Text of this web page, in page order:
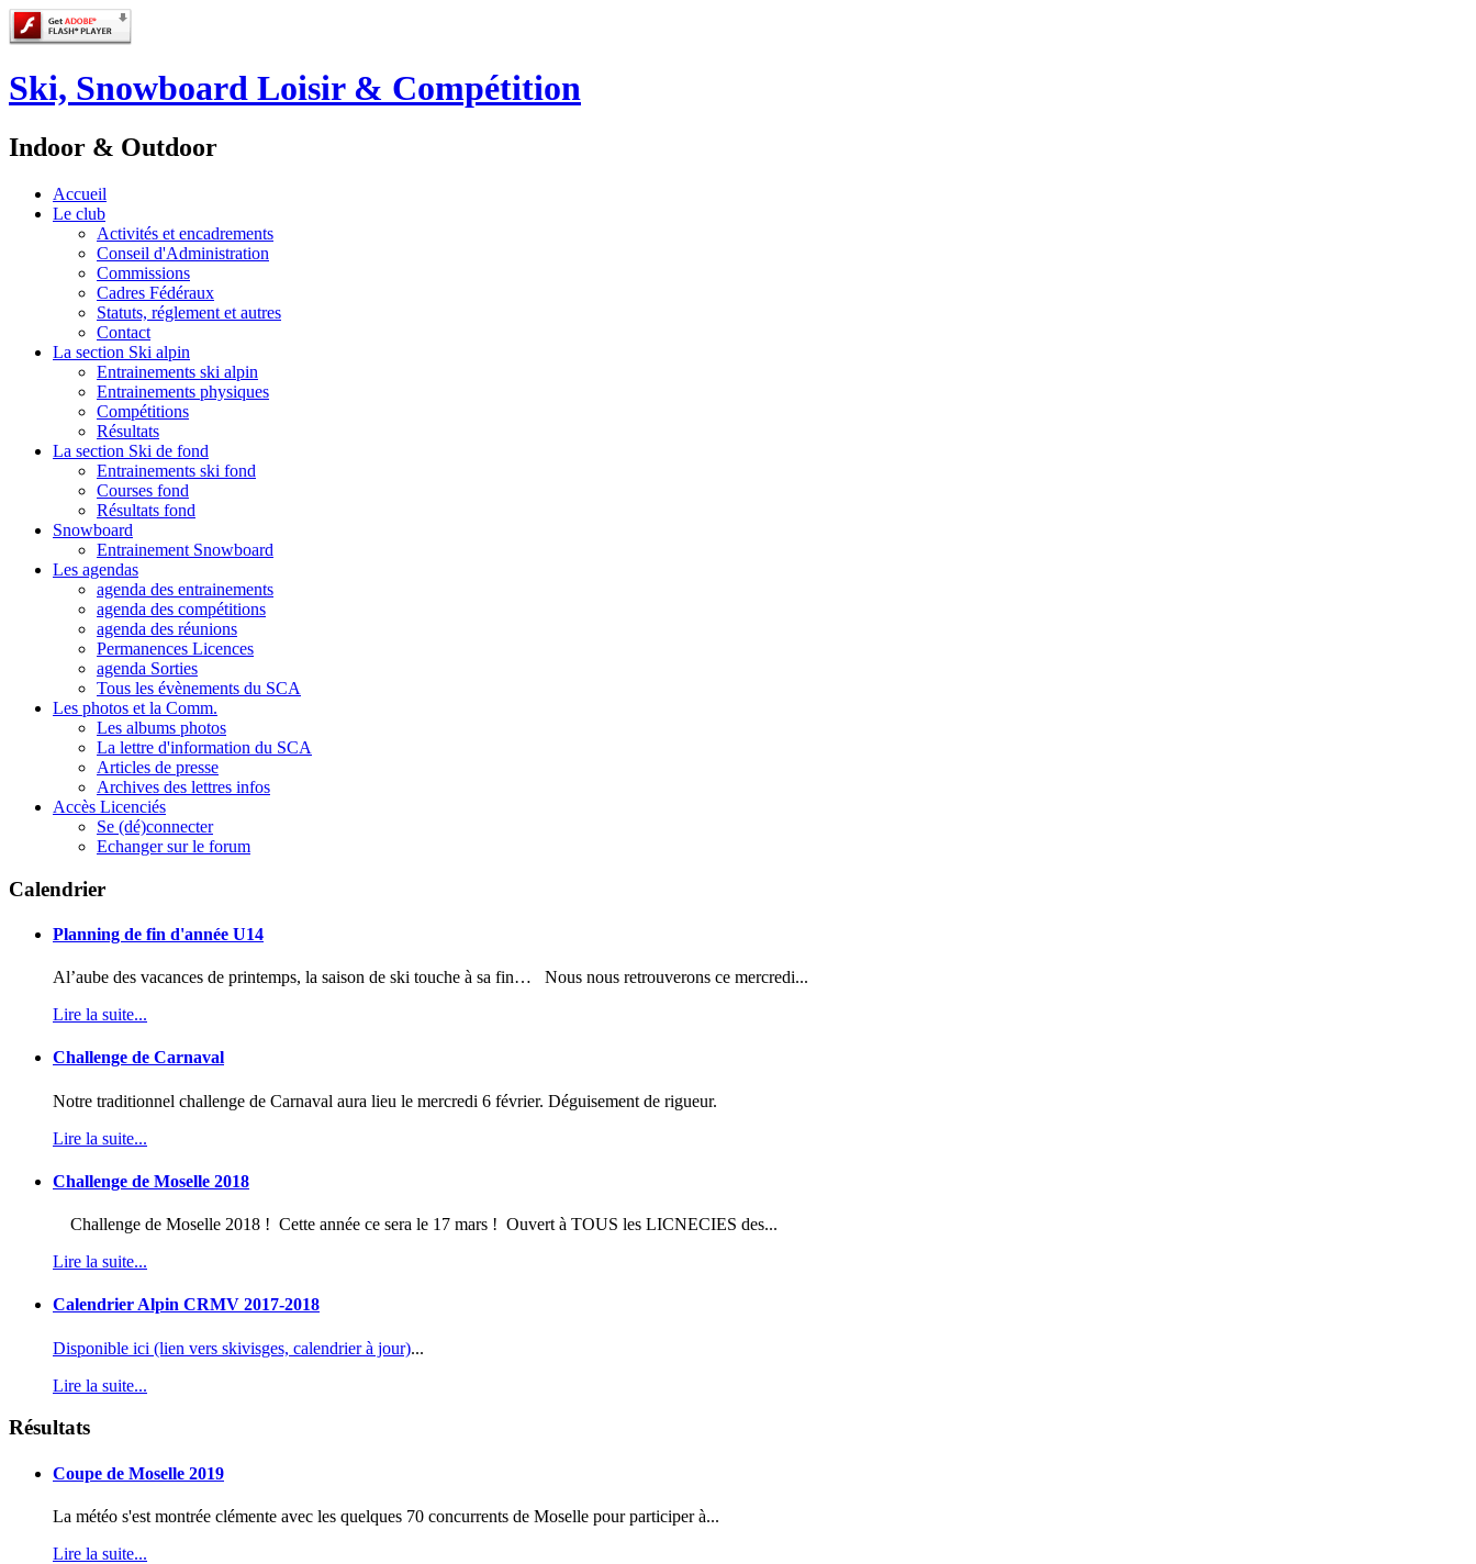
Ski, Snowboard Loisir & Compétition
Indoor & Outdoor
Accueil
Le club
Activités et encadrements
Conseil d'Administration
Commissions
Cadres Fédéraux
Statuts, réglement et autres
Contact
La section Ski alpin
Entrainements ski alpin
Entrainements physiques
Compétitions
Résultats
La section Ski de fond
Entrainements ski fond
Courses fond
Résultats fond
Snowboard
Entrainement Snowboard
Les agendas
agenda des entrainements
agenda des compétitions
agenda des réunions
Permanences Licences
agenda Sorties
Tous les évènements du SCA
Les photos et la Comm.
Les albums photos
La lettre d'information du SCA
Articles de presse
Archives des lettres infos
Accès Licenciés
Se (dé)connecter
Echanger sur le forum
Calendrier
Planning de fin d'année U14
Al’aube des vacances de printemps, la saison de ski touche à sa fin… Nous nous retrouverons ce mercredi...
Lire la suite...
Challenge de Carnaval
Notre traditionnel challenge de Carnaval aura lieu le mercredi 6 février. Déguisement de rigueur.
Lire la suite...
Challenge de Moselle 2018
Challenge de Moselle 2018 ! Cette année ce sera le 17 mars ! Ouvert à TOUS les LICNECIES des...
Lire la suite...
Calendrier Alpin CRMV 2017-2018
Disponible ici (lien vers skivisges, calendrier à jour)...
Lire la suite...
Résultats
Coupe de Moselle 2019
La météo s'est montrée clémente avec les quelques 70 concurrents de Moselle pour participer à...
Lire la suite...